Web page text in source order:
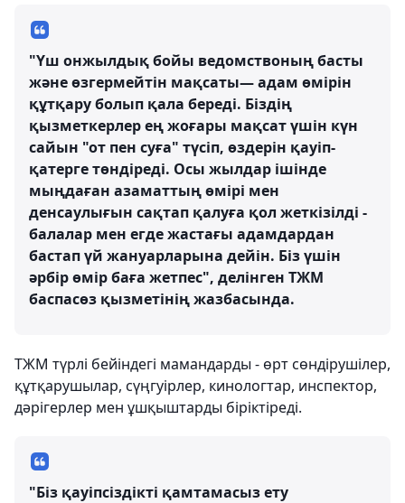
"Үш онжылдық бойы ведомствоның басты
және өзгермейтін мақсаты— адам өмірін
құтқару болып қала береді. Біздің
қызметкерлер ең жоғары мақсат үшін күн
сайын "от пен суға" түсіп, өздерін қауіп-
қатерге төндіреді. Осы жылдар ішінде
мыңдаған азаматтың өмірі мен
денсаулығын сақтап қалуға қол жеткізілді -
балалар мен егде жастағы адамдардан
бастап үй жануарларына дейін. Біз үшін
әрбір өмір баға жетпес", делінген ТЖМ
баспасөз қызметінің жазбасында.
ТЖМ түрлі бейіндегі мамандарды - өрт сөндірушілер,
құтқарушылар, сүңгуірлер, кинологтар, инспектор,
дәрігерлер мен ұшқыштарды біріктіреді.
"Біз қауіпсіздікті қамтамасыз ету